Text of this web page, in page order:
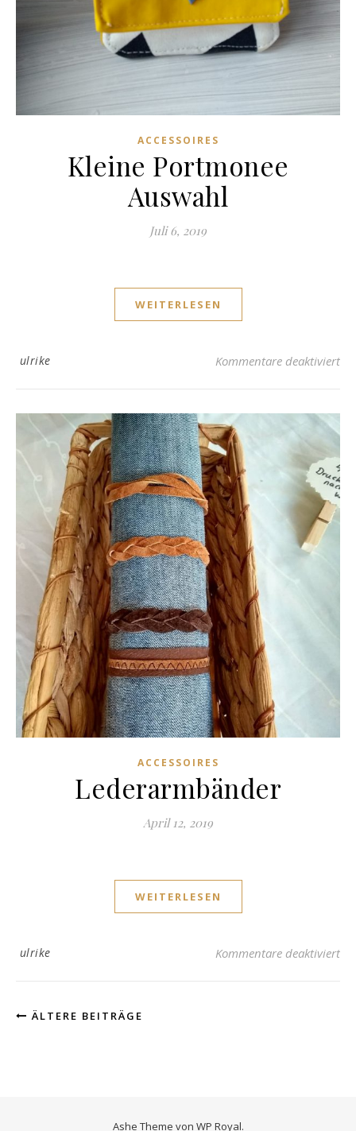
ACCESSOIRES
Kleine Portmonee
Auswahl
Juli 6, 2019
WEITERLESEN
ulrike Kommentare deaktiviertfür
ACCESSOIRES
Lederarmbänder
April 12, 2019
WEITERLESEN
ulrike Kommentare deaktiviert
ÄLTERE BEITRÄGE
Ashe Theme von WP Royal.